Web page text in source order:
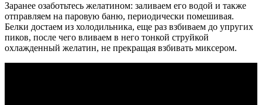
Заранее озаботьтесь желатином: заливаем его водой и также
отправляем на паровую баню, периодически помешивая.
Белки достаем из холодильника, еще раз взбиваем до упругих
пиков, после чего вливаем в него тонкой струйкой
охлажденный желатин, не прекращая взбивать миксером.